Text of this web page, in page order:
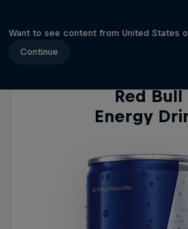
Want to see content from United States
Continue
Energy Drinks
Red Bull
Energy